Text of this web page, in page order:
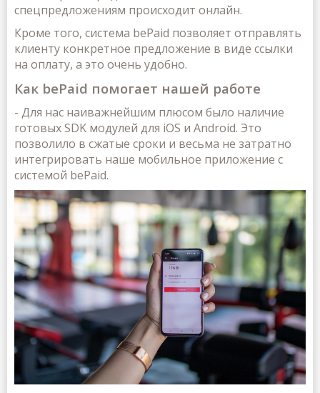
спецпредложениям происходит онлайн.
Кроме того, система bePaid позволяет отправлять
клиенту конкретное предложение в виде ссылки
на оплату, а это очень удобно.
Как bePaid помогает нашей работе
- Для нас наиважнейшим плюсом было наличие
готовых SDK модулей для iOS и Android. Это
позволило в сжатые сроки и весьма не затратно
интегрировать наше мобильное приложение с
системой beРaid.